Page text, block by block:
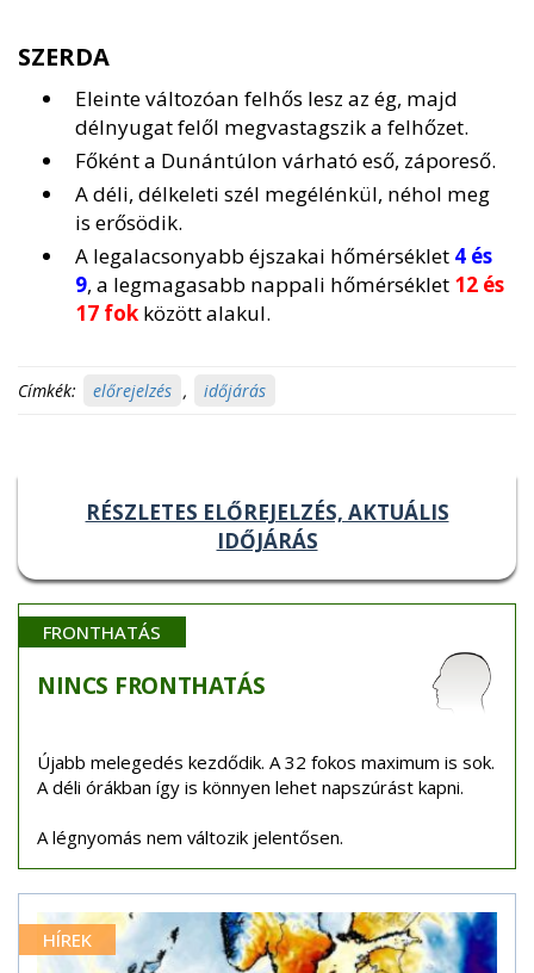
SZERDA
Eleinte változóan felhős lesz az ég, majd
délnyugat felől megvastagszik a felhőzet.
Főként a Dunántúlon várható eső, záporeső.
A déli, délkeleti szél megélénkül, néhol meg
is erősödik.
A legalacsonyabb éjszakai hőmérséklet 4 és
9, a legmagasabb nappali hőmérséklet 12 és
17 fok között alakul.
Címkék: előrejelzés , időjárás
RÉSZLETES ELŐREJELZÉS, AKTUÁLIS
IDŐJÁRÁS
FRONTHATÁS
NINCS FRONTHATÁS
Újabb melegedés kezdődik. A 32 fokos maximum is sok.
A déli órákban így is könnyen lehet napszúrást kapni.
A légnyomás nem változik jelentősen.
HÍREK